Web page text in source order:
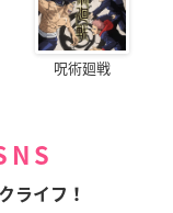
呪術廻戦
ライフ！